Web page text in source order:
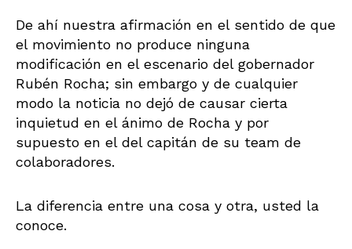
De ahí nuestra afirmación en el sentido de que
el movimiento no produce ninguna
modificación en el escenario del gobernador
Rubén Rocha; sin embargo y de cualquier
modo la noticia no dejó de causar cierta
inquietud en el ánimo de Rocha y por
supuesto en el del capitán de su team de
colaboradores.
La diferencia entre una cosa y otra, usted la
conoce.